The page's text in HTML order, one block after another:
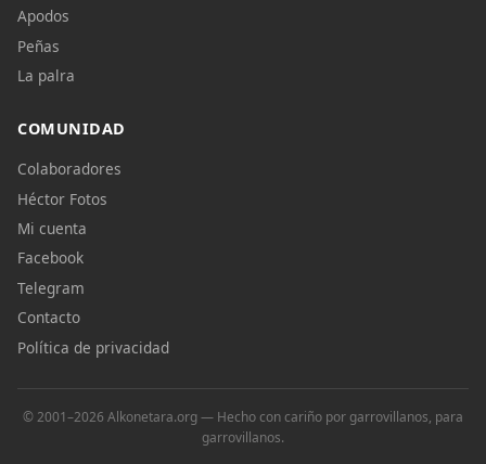
Apodos
Peñas
La palra
COMUNIDAD
Colaboradores
Héctor Fotos
Mi cuenta
Facebook
Telegram
Contacto
Política de privacidad
© 2001–2026 Alkonetara.org — Hecho con cariño por garrovillanos, para
garrovillanos.